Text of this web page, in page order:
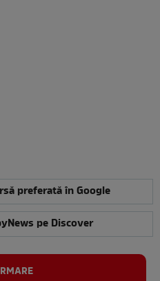
preferată în Google
pe Discover